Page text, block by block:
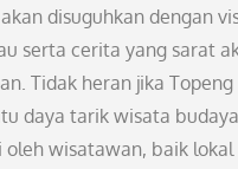
disuguhkan dengan
serta cerita yang sarat
Tidak heran jika
daya tarik wisata
oleh wisatawan, baik lokal